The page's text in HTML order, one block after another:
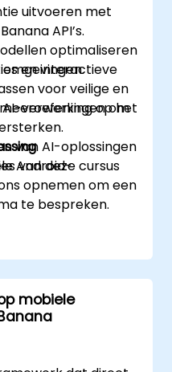
uitvoeren met
API’s.
optimaliseren
voor veilige en
verwerking op het
en interactieve
om
van AI-oplossingen
Android-
van deze cursus
opnemen om een
te bespreken.
mobiele